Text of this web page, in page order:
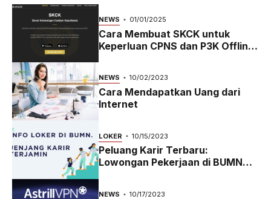
NEWS 01/01/2025
Cara Membuat SKCK untuk
Keperluan CPNS dan P3K Offline
NEWS 10/02/2023
Cara Mendapatkan Uang dari
Internet
LOKER 10/15/2023
Peluang Karir Terbaru:
Lowongan Pekerjaan di BUMN
NEWS 10/17/2023